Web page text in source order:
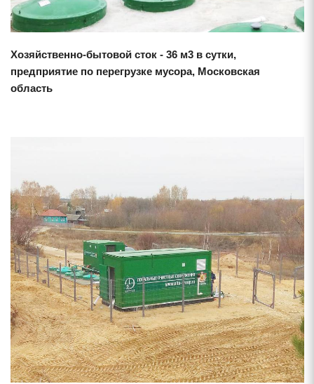
Хозяйственно-бытовой сток - 36 м3 в сутки,
предприятие по перегрузке мусора, Московская
область
Смотреть проект